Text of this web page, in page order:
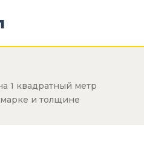
1 квадратный метр
марке и толщине